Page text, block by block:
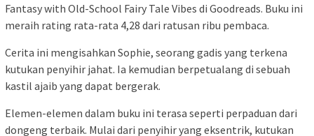
Fantasy with Old-School Fairy Tale Vibes di Goodreads. Buku ini
meraih rating rata-rata 4,28 dari ratusan ribu pembaca.
Cerita ini mengisahkan Sophie, seorang gadis yang terkena
kutukan penyihir jahat. Ia kemudian berpetualang di sebuah
kastil ajaib yang dapat bergerak.
Elemen-elemen dalam buku ini terasa seperti perpaduan dari
dongeng terbaik. Mulai dari penyihir yang eksentrik, kutukan